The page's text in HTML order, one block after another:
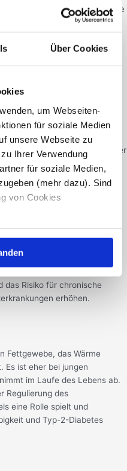
Über Cookies
um Webseiten-
für soziale Medien
unsere Webseite zu
Ihrer Verwendung
für soziale Medien,
(mehr dazu). Sind
von Cookies
und wir helfen dir deine
gibt es
um die Organe herum
und Darm.
und zu einer
Typ-2-Diabetes,
führen. Es ist auch schwieriger
Fett, da es tiefer im
Haut und ist das Fett, das
man den Bauch berührt. Im
Fett nicht so eng mit
kann zu viel davon immer
das Risiko für chronische
erhöhen.
Fettgewebe, das Wärme
Es ist eher bei jungen
im Laufe des Lebens ab.
Regulierung des
eine Rolle spielt und
und Typ-2-Diabetes